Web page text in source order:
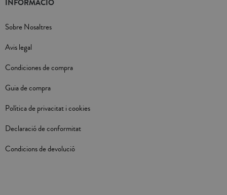
INFORMACIÓ
Sobre Nosaltres
Avis legal
Condiciones de compra
Guia de compra
Política de privacitat i cookies
Declaració de conformitat
Condicions de devolució